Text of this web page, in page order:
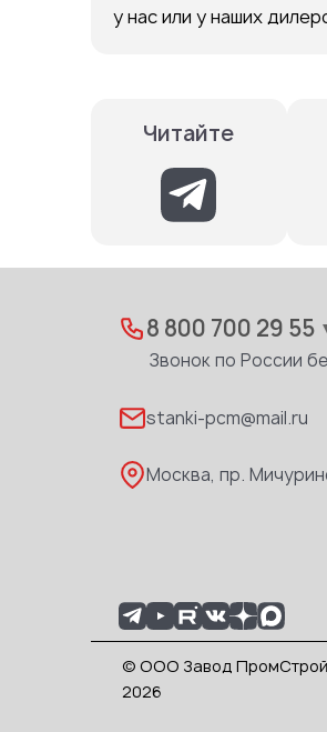
у нас или у наших
Читайте
8 800 700 29 55
Звонок по России
stanki-pcm@mail.ru
Москва, пр.
© ООО Завод
2026